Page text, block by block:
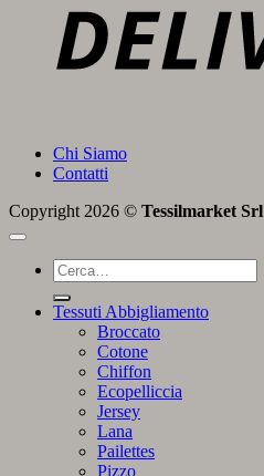
Chi Siamo
Contatti
Copyright 2026 © Tessilmarket Srl
Cerca:
Tessuti Abbigliamento
Broccato
Cotone
Chiffon
Ecopelliccia
Jersey
Lana
Pailettes
Pizzo